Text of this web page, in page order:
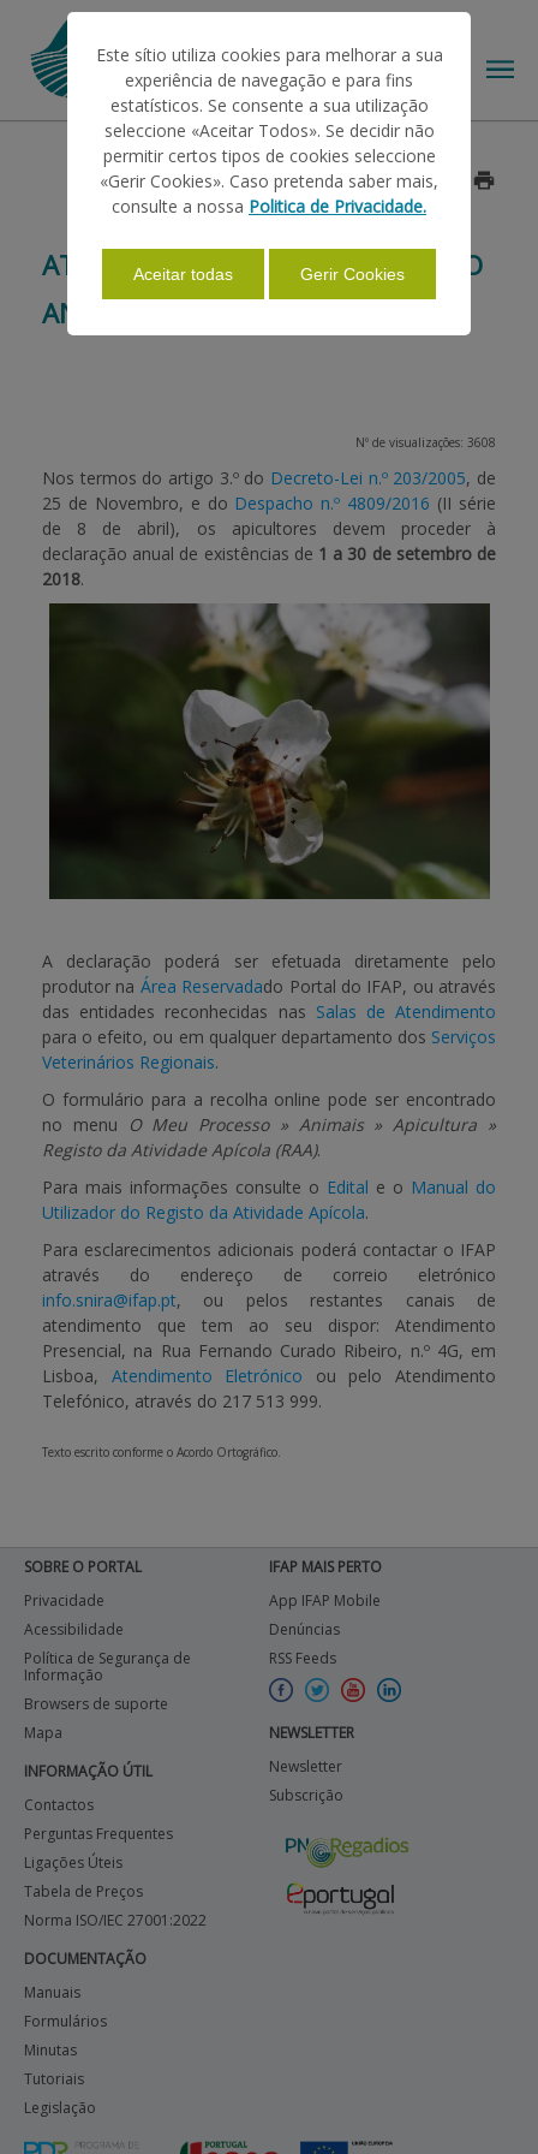
AJUDAS/APOIOS
INFORMAÇÕES
PAGAMENTOS
APOIO AO BENEFICIÁRIO
ATIVIDADE APÍCOLA - DECLARAÇÃO
ANUAL DE EXISTÊNCIAS 2018
Data: 2018/09/03
Nº de visualizações: 3608
Nos termos do artigo 3.º do Decreto-Lei n.º 203/2005, de
25 de Novembro, e do Despacho n.º 4809/2016 (II série
de 8 de abril), os apicultores devem proceder à
declaração anual de existências de 1 a 30 de setembro de
2018.
A declaração poderá ser efetuada diretamente pelo
produtor na Área Reservadado Portal do IFAP, ou através
das entidades reconhecidas nas Salas de Atendimento
para o efeito, ou em qualquer departamento dos Serviços
Veterinários Regionais.
O formulário para a recolha online pode ser encontrado
no menu
O Meu Processo » Animais » Apicultura »
Registo da Atividade Apícola (RAA).
Para mais informações consulte o Edital e o Manual do
Utilizador do Registo da Atividade Apícola.
Para esclarecimentos adicionais poderá contactar o IFAP
através do endereço de correio eletrónico
info.snira@ifap.pt, ou pelos restantes canais de
atendimento que tem ao seu dispor: Atendimento
Presencial, na Rua Fernando Curado Ribeiro, n.º 4G, em
Lisboa, Atendimento Eletrónico ou pelo Atendimento
Telefónico, através do 217 513 999.
Texto escrito conforme o Acordo Ortográfico.
SOBRE O PORTAL
Privacidade
Acessibilidade
Política de Segurança de
Informação
Browsers de suporte
Mapa
INFORMAÇÃO ÚTIL
Contactos
Perguntas Frequentes
Ligações Úteis
Tabela de Preços
Norma ISO/IEC 27001:2022
DOCUMENTAÇÃO
Manuais
Formulários
Minutas
Tutoriais
Legislação
IFAP MAIS PERTO
App IFAP Mobile
Denúncias
RSS Feeds
NEWSLETTER
Newsletter
Subscrição
Este sítio utiliza cookies para melhorar a sua
experiência de navegação e para fins
estatísticos. Se consente a sua utilização
seleccione «Aceitar Todos». Se decidir não
permitir certos tipos de cookies seleccione
«Gerir Cookies». Caso pretenda saber mais,
consulte a nossa Politica de Privacidade.
Aceitar todas Gerir Cookies